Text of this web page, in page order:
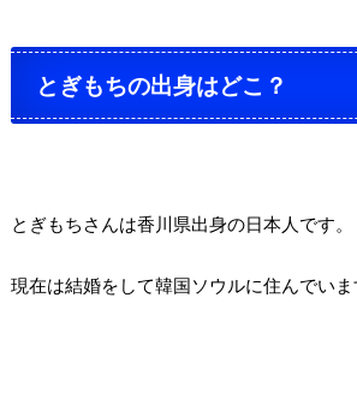
とぎもちの出身はどこ？
とぎもちさんは香川県出身の日本人です。
現在は結婚をして韓国ソウルに住んでいま